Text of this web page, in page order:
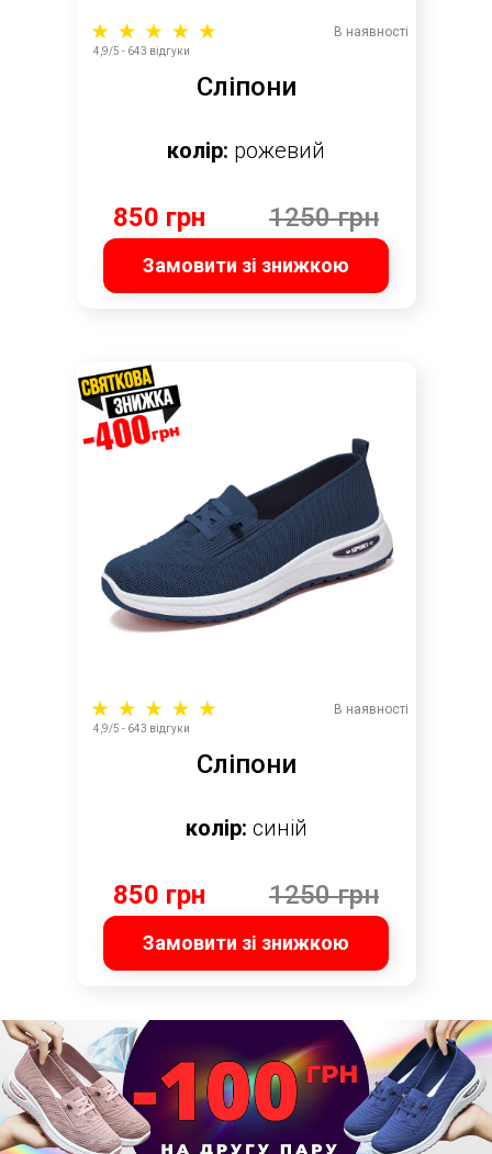
В наявності
Замовити зі знижкою
4,9/5 - 643 відгуки
Сліпони
колір: рожевий
850 грн 1250 грн
В наявності
Замовити зі знижкою
4,9/5 - 643 відгуки
Сліпони
колір: синій
850 грн 1250 грн